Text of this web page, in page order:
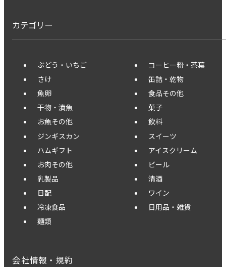
カテゴリー
ぶどう・いちご
さけ
魚卵
干物・漬魚
お魚その他
ジンギスカン
ハムギフト
お肉その他
乳製品
日配
冷凍食品
麺類
コーヒー粉・茶葉
缶詰・乾物
食品その他
菓子
飲料
スイーツ
アイスクリーム
ビール
清酒
ワイン
日用品・雑貨
会社情報・規約